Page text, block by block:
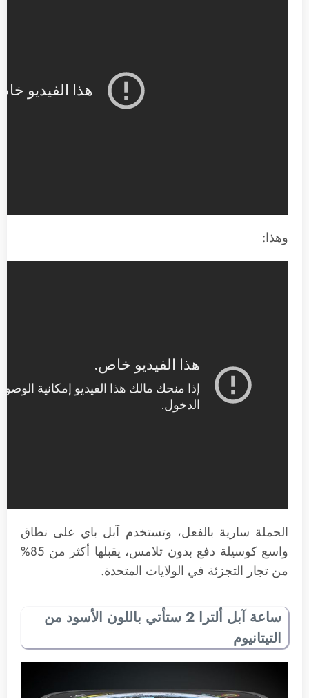
وهذا:
الحملة سارية بالفعل، وتستخدم آبل باي على نطاق
واسع كوسيلة دفع بدون تلامس، يقبلها أكثر من 85%
من تجار التجزئة في الولايات المتحدة.
ساعة آبل ألترا 2 ستأتي باللون الأسود من
التيتانيوم